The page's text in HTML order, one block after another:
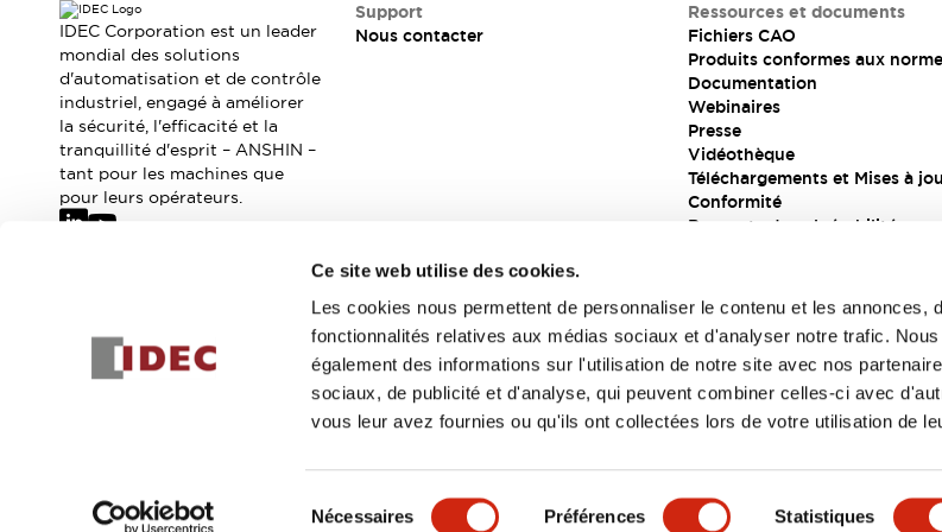
Ce site web utilise des cookies.
Les cookies nous permettent de personnaliser le contenu et les annonces,
fonctionnalités relatives aux médias sociaux et d'analyser notre trafic. Nous
également des informations sur l'utilisation de notre site avec nos
sociaux, de publicité et d'analyse, qui peuvent combiner celles-ci avec
vous leur avez fournies ou qu'ils ont collectées lors de votre utilisation de
Nécessaires Préférences Statistiques
Où acheter
Distributeurs en ligne
DÉTAILS DU PRODUIT CARACTÉRISTIQUES CLÉS
IDEC Corporation est un leader
mondial des solutions
d'automatisation et de contrôle
industriel, engagé à améliorer
la sécurité, l'efficacité et la
tranquillité d'esprit – ANSHIN –
tant pour les machines que
pour leurs opérateurs.
Support
Nous contacter
Ressources et documents
Fichiers CAO
Produits conformes aux
Documentation
Webinaires
Presse
Vidéothèque
Téléchargements et Mises à
Conformité
Rapports de vulnérabilité
Inscrivez-vous
Politique de confidentialitéConditions générales